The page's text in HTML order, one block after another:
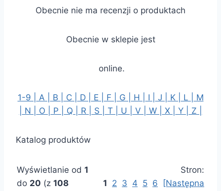
Obecnie nie ma recenzji o produktach
Obecnie w sklepie jest
online.
1-9 | A | B | C | D | E | F | G | H | I | J | K | L |
M
N | O | P | Q | R | S | T | U | V | W | X | Y | Z |
Katalog produktów
Wyświetlanie od 1
do 20 (z 108
Stron:
1 2 3 4 5 6
[Następna